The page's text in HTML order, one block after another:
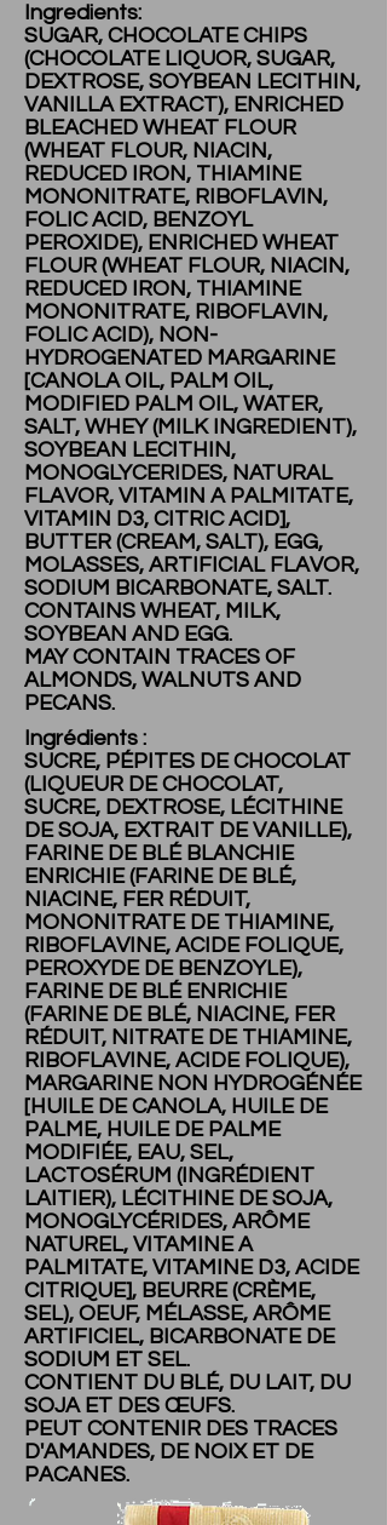
Ingredients:
SUGAR, CHOCOLATE CHIPS
(CHOCOLATE LIQUOR, SUGAR,
DEXTROSE, SOYBEAN LECITHIN,
VANILLA EXTRACT), ENRICHED
BLEACHED WHEAT FLOUR
(WHEAT FLOUR, NIACIN,
REDUCED IRON, THIAMINE
MONONITRATE, RIBOFLAVIN,
FOLIC ACID, BENZOYL
PEROXIDE), ENRICHED WHEAT
FLOUR (WHEAT FLOUR, NIACIN,
REDUCED IRON, THIAMINE
MONONITRATE, RIBOFLAVIN,
FOLIC ACID), NON-
HYDROGENATED MARGARINE
[CANOLA OIL, PALM OIL,
MODIFIED PALM OIL, WATER,
SALT, WHEY (MILK INGREDIENT),
SOYBEAN LECITHIN,
MONOGLYCERIDES, NATURAL
FLAVOR, VITAMIN A PALMITATE,
VITAMIN D3, CITRIC ACID],
BUTTER (CREAM, SALT), EGG,
MOLASSES, ARTIFICIAL FLAVOR,
SODIUM BICARBONATE, SALT.
CONTAINS WHEAT, MILK,
SOYBEAN AND EGG.
MAY CONTAIN TRACES OF
ALMONDS, WALNUTS AND
PECANS.
Ingrédients :
SUCRE, PÉPITES DE CHOCOLAT
(LIQUEUR DE CHOCOLAT,
SUCRE, DEXTROSE, LÉCITHINE
DE SOJA, EXTRAIT DE VANILLE),
FARINE DE BLÉ BLANCHIE
ENRICHIE (FARINE DE BLÉ,
NIACINE, FER RÉDUIT,
MONONITRATE DE THIAMINE,
RIBOFLAVINE, ACIDE FOLIQUE,
PEROXYDE DE BENZOYLE),
FARINE DE BLÉ ENRICHIE
(FARINE DE BLÉ, NIACINE, FER
RÉDUIT, NITRATE DE THIAMINE,
RIBOFLAVINE, ACIDE FOLIQUE),
MARGARINE NON HYDROGÉNÉE
[HUILE DE CANOLA, HUILE DE
PALME, HUILE DE PALME
MODIFIÉE, EAU, SEL,
LACTOSÉRUM (INGRÉDIENT
LAITIER), LÉCITHINE DE SOJA,
MONOGLYCÉRIDES, ARÔME
NATUREL, VITAMINE A
PALMITATE, VITAMINE D3, ACIDE
CITRIQUE], BEURRE (CRÈME,
SEL), OEUF, MÉLASSE, ARÔME
ARTIFICIEL, BICARBONATE DE
SODIUM ET SEL.
CONTIENT DU BLÉ, DU LAIT, DU
SOJA ET DES ŒUFS.
PEUT CONTENIR DES TRACES
D'AMANDES, DE NOIX ET DE
PACANES.